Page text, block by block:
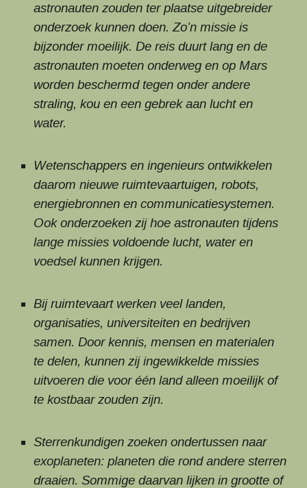
astronauten zouden ter plaatse uitgebreider
onderzoek kunnen doen. Zo’n missie is
bijzonder moeilijk. De reis duurt lang en de
astronauten moeten onderweg en op Mars
worden beschermd tegen onder andere
straling, kou en een gebrek aan lucht en
water.
Wetenschappers en ingenieurs ontwikkelen
daarom nieuwe ruimtevaartuigen, robots,
energiebronnen en communicatiesystemen.
Ook onderzoeken zij hoe astronauten tijdens
lange missies voldoende lucht, water en
voedsel kunnen krijgen.
Bij ruimtevaart werken veel landen,
organisaties, universiteiten en bedrijven
samen. Door kennis, mensen en materialen
te delen, kunnen zij ingewikkelde missies
uitvoeren die voor één land alleen moeilijk of
te kostbaar zouden zijn.
Sterrenkundigen zoeken ondertussen naar
exoplaneten: planeten die rond andere sterren
draaien. Sommige daarvan lijken in grootte of